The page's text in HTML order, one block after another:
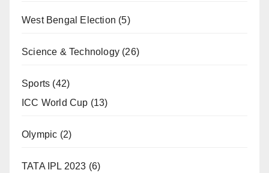
West Bengal Election (5)
Science & Technology (26)
Sports (42)
ICC World Cup (13)
Olympic (2)
TATA IPL 2023 (6)